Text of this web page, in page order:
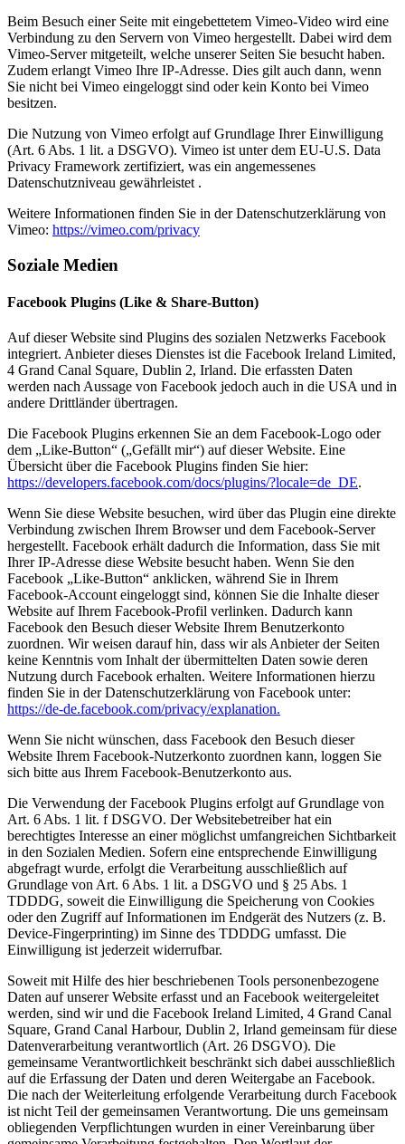
Beim Besuch einer Seite mit eingebettetem Vimeo-Video wird eine
Verbindung zu den Servern von Vimeo hergestellt. Dabei wird dem
Vimeo-Server mitgeteilt, welche unserer Seiten Sie besucht haben.
Zudem erlangt Vimeo Ihre IP-Adresse. Dies gilt auch dann, wenn
Sie nicht bei Vimeo eingeloggt sind oder kein Konto bei Vimeo
besitzen.
Die Nutzung von Vimeo erfolgt auf Grundlage Ihrer Einwilligung
(Art. 6 Abs. 1 lit. a DSGVO). Vimeo ist unter dem EU-U.S. Data
Privacy Framework zertifiziert, was ein angemessenes
Datenschutzniveau gewährleistet .
Weitere Informationen finden Sie in der Datenschutzerklärung von
Vimeo: https://vimeo.com/privacy
Soziale Medien
Facebook Plugins (Like & Share-Button)
Auf dieser Website sind Plugins des sozialen Netzwerks Facebook
integriert. Anbieter dieses Dienstes ist die Facebook Ireland Limited,
4 Grand Canal Square, Dublin 2, Irland. Die erfassten Daten
werden nach Aussage von Facebook jedoch auch in die USA und in
andere Drittländer übertragen.
Die Facebook Plugins erkennen Sie an dem Facebook-Logo oder
dem „Like-Button“ („Gefällt mir“) auf dieser Website. Eine
Übersicht über die Facebook Plugins finden Sie hier:
https://developers.facebook.com/docs/plugins/?locale=de_DE.
Wenn Sie diese Website besuchen, wird über das Plugin eine direkte
Verbindung zwischen Ihrem Browser und dem Facebook-Server
hergestellt. Facebook erhält dadurch die Information, dass Sie mit
Ihrer IP-Adresse diese Website besucht haben. Wenn Sie den
Facebook „Like-Button“ anklicken, während Sie in Ihrem
Facebook-Account eingeloggt sind, können Sie die Inhalte dieser
Website auf Ihrem Facebook-Profil verlinken. Dadurch kann
Facebook den Besuch dieser Website Ihrem Benutzerkonto
zuordnen. Wir weisen darauf hin, dass wir als Anbieter der Seiten
keine Kenntnis vom Inhalt der übermittelten Daten sowie deren
Nutzung durch Facebook erhalten. Weitere Informationen hierzu
finden Sie in der Datenschutzerklärung von Facebook unter:
https://de-de.facebook.com/privacy/explanation.
Wenn Sie nicht wünschen, dass Facebook den Besuch dieser
Website Ihrem Facebook-Nutzerkonto zuordnen kann, loggen Sie
sich bitte aus Ihrem Facebook-Benutzerkonto aus.
Die Verwendung der Facebook Plugins erfolgt auf Grundlage von
Art. 6 Abs. 1 lit. f DSGVO. Der Websitebetreiber hat ein
berechtigtes Interesse an einer möglichst umfangreichen Sichtbarkeit
in den Sozialen Medien. Sofern eine entsprechende Einwilligung
abgefragt wurde, erfolgt die Verarbeitung ausschließlich auf
Grundlage von Art. 6 Abs. 1 lit. a DSGVO und § 25 Abs. 1
TDDDG, soweit die Einwilligung die Speicherung von Cookies
oder den Zugriff auf Informationen im Endgerät des Nutzers (z. B.
Device-Fingerprinting) im Sinne des TDDDG umfasst. Die
Einwilligung ist jederzeit widerrufbar.
Soweit mit Hilfe des hier beschriebenen Tools personenbezogene
Daten auf unserer Website erfasst und an Facebook weitergeleitet
werden, sind wir und die Facebook Ireland Limited, 4 Grand Canal
Square, Grand Canal Harbour, Dublin 2, Irland gemeinsam für diese
Datenverarbeitung verantwortlich (Art. 26 DSGVO). Die
gemeinsame Verantwortlichkeit beschränkt sich dabei ausschließlich
auf die Erfassung der Daten und deren Weitergabe an Facebook.
Die nach der Weiterleitung erfolgende Verarbeitung durch Facebook
ist nicht Teil der gemeinsamen Verantwortung. Die uns gemeinsam
obliegenden Verpflichtungen wurden in einer Vereinbarung über